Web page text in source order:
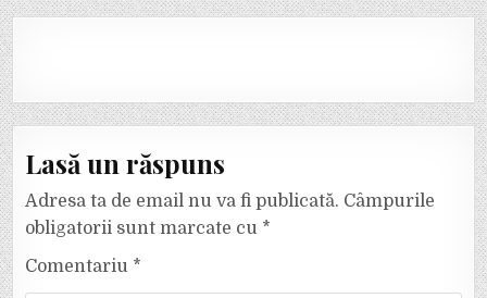
Lasă un răspuns
Adresa ta de email nu va fi publicată. Câmpurile
obligatorii sunt marcate cu *
Comentariu *